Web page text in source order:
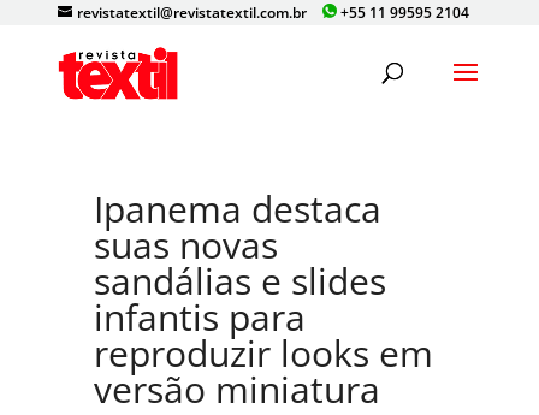
+55 11 99595 2104
revistatextil@revistatextil.com.br
Ipanema destaca
suas novas
sandálias e slides
infantis para
reproduzir looks em
versão miniatura